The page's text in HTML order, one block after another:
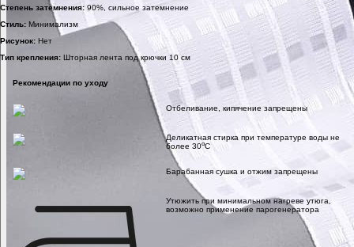
Степень затемнения: 90%, сильное затемнение
Стиль: Минимализм
Рисунок: Нет
Тип крепления: Шторная лента под крючки 10 см
Рекомендации по уходу
Отбеливание, кипячение запрещены
Деликатная стирка при температуре воды не
более 30oC
Барабанная сушка и отжим запрещены
Утюжить при минимальном нагреве утюга,
возможно применение парогенератора